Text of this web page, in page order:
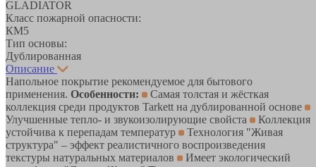
GLADIATOR
Класс пожарной опасности:
КМ5
Тип основы:
Дублированная
Описание
Напольное покрытие рекомендуемое для бытового
применения. Особенности:
Самая толстая и жёсткая
коллекция среди продуктов Tarkett на дублированной основе
Улучшенные тепло- и звукоизолирующие свойста
Коллекция
устойчива к перепадам температур
Технология "Живая
структура" – эффект реалистичного воспроизведения
текстуры натуральных материалов
Имеет экологический